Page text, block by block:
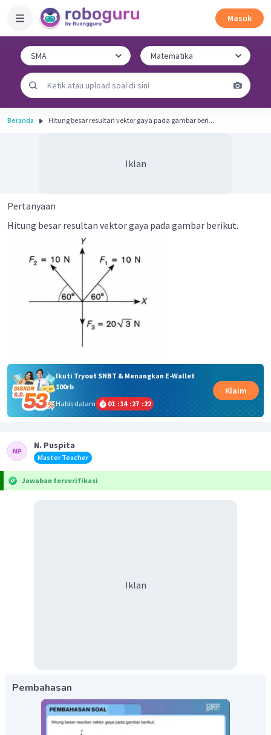
Masuk
Beranda Hitung besar resultan vektor gaya pada gambar beri...
Iklan
Pertanyaan
Hitung besar resultan vektor gaya pada gambar berikut.
Ikuti Tryout SNBT & Menangkan E-Wallet
100rb
Habis dalam
01 :14 :27 :22
Klaim
N. Puspita
Master Teacher
Jawaban terverifikasi
Iklan
Pembahasan